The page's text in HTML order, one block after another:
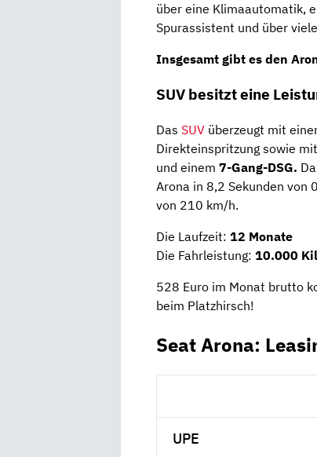
über eine Klimaautomatik,
Spurassistent und über
Insgesamt gibt es den
SUV besitzt eine
Das SUV überzeugt mit
Direkteinspritzung sowie
und einem 7-Gang-DSG.
Arona in 8,2 Sekunden von
von 210 km/h.
Die Laufzeit: 12 Monate
Die Fahrleistung: 10.000
528 Euro im Monat brutto
beim Platzhirsch!
Seat Arona:
UPE